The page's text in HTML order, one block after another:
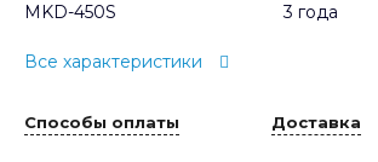
MKD-450S
3 года
Все характеристики
Способы оплаты Доставка